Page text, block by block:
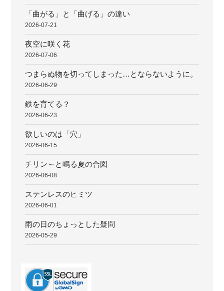
「曲がる」と「曲げる」の違い
2026-07-21
夜空に咲く花
2026-07-06
つまらぬ物を切ってしまった…とならないように。
2026-06-29
鉄を育てる？
2026-06-23
欲しいのは「穴」
2026-06-15
チリン～と鳴る夏の合図
2026-06-08
ステンレスのヒミツ
2026-06-01
雨の日のちょっとした疑問
2026-05-29